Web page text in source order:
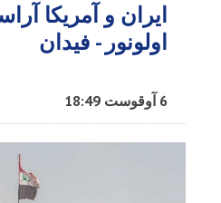
ایران و آمریکا
اولونور - فیدان
6 آوقوست 18:49